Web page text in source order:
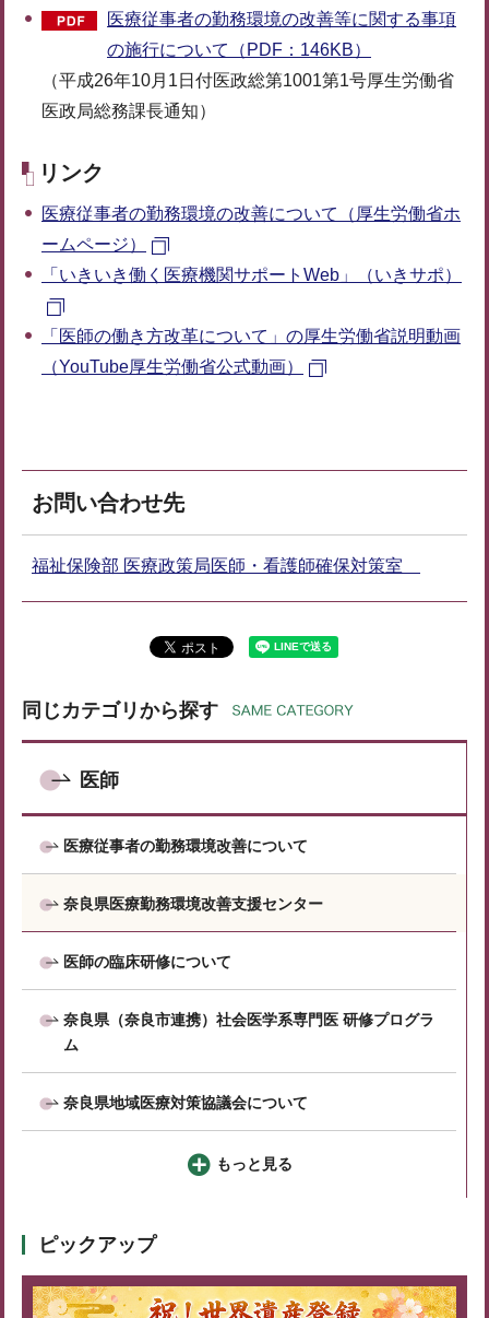
医療従事者の勤務環境の改善等に関する事項
の施行について（PDF：146KB）
（平成26年10月1日付医政総第1001第1号厚生労働省
医政局総務課長通知）
リンク
医療従事者の勤務環境の改善について（厚生労働省ホ
ームページ）
「いきいき働く医療機関サポートWeb」（いきサポ）
「医師の働き方改革について」の厚生労働省説明動画
（YouTube厚生労働省公式動画）
お問い合わせ先
福祉保険部 医療政策局医師・看護師確保対策室
同じカテゴリから探す
医師
医療従事者の勤務環境改善について
奈良県医療勤務環境改善支援センター
医師の臨床研修について
奈良県（奈良市連携）社会医学系専門医 研修プログラ
ム
奈良県地域医療対策協議会について
もっと見る
ピックアップ